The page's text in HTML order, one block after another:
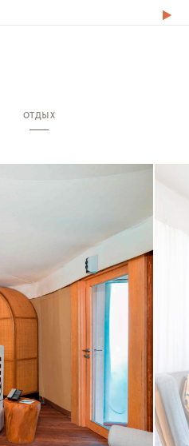
ОТДЫХ